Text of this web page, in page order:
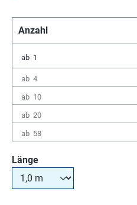
Anzahl
ab 1
ab 4
ab 10
ab 20
ab 58
Längeauswählen